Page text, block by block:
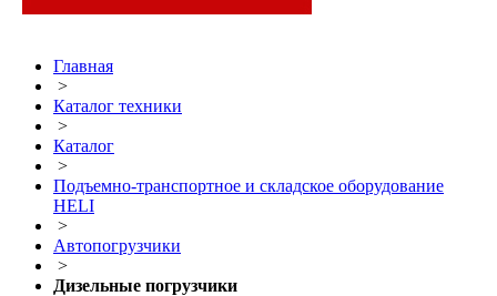
Главная
>
Каталог техники
>
Каталог
>
Подъемно-транспортное и складское оборудование
HELI
>
Автопогрузчики
>
Дизельные погрузчики